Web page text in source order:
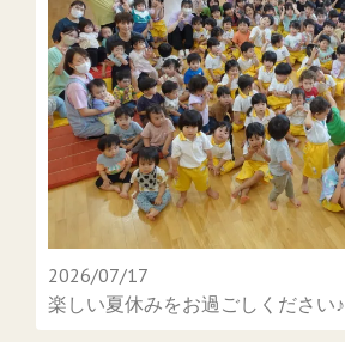
2026/07/17
楽しい夏休みをお過ごしください♪